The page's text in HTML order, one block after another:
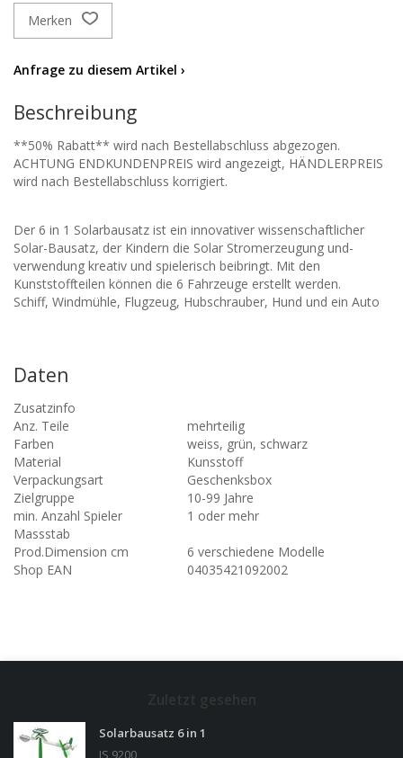
Merken
Anfrage zu diesem Artikel ›
Beschreibung
**50% Rabatt** wird nach Bestellabschluss abgezogen.
ACHTUNG ENDKUNDENPREIS wird angezeigt, HÄNDLERPREIS
wird nach Bestellabschluss korrigiert.
Der 6 in 1 Solarbausatz ist ein innovativer wissenschaftlicher
Solar-Bausatz, der Kindern die Solar Stromerzeugung und-
verwendung kreativ und spielerisch beibringt. Mit den
Kunststoffteilen können die 6 Fahrzeuge erstellt werden.
Schiff, Windmühle, Flugzeug, Hubschrauber, Hund und ein Auto
Daten
Zusatzinfo
Anz. Teile
mehrteilig
Farben
weiss, grün, schwarz
Material
Kunsstoff
Verpackungsart
Geschenksbox
Zielgruppe
10-99 Jahre
min. Anzahl Spieler
1 oder mehr
Massstab
Prod.Dimension cm
6 verschiedene Modelle
Shop EAN
04035421092002
Solarbausatz 6 in 1
IS 9200